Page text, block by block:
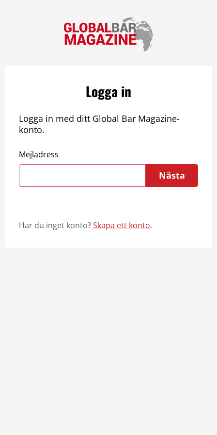
Logga in
Logga in med ditt Global Bar Magazine-
konto.
Mejladress
Nästa
Har du inget konto?Skapa ett konto.